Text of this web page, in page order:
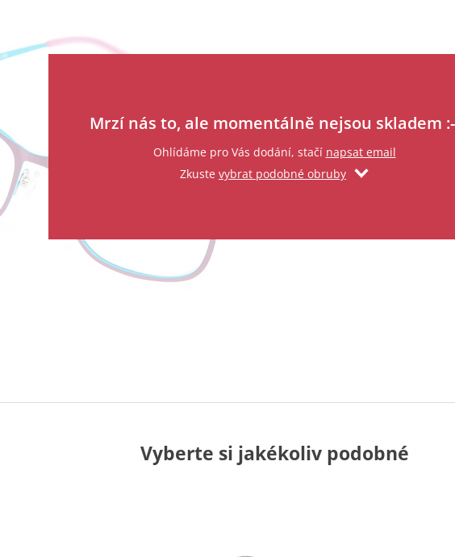
Mrzí nás to, ale momentálně nejsou skladem
Ohlídáme pro Vás dodání, stačí napsat email
Zkuste vybrat podobné obruby
Vyberte si jakékoliv podobné